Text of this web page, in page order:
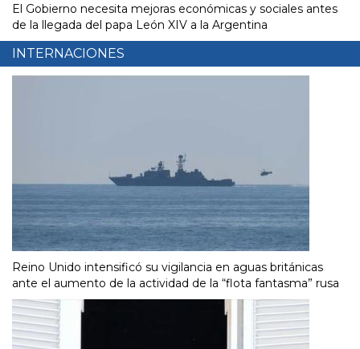
El Gobierno necesita mejoras económicas y sociales antes
de la llegada del papa León XIV a la Argentina
INTERNACIONES
Reino Unido intensificó su vigilancia en aguas británicas
ante el aumento de la actividad de la “flota fantasma” rusa